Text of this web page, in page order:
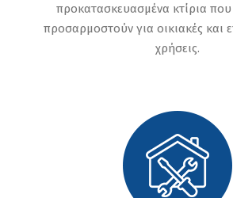
προκατασκευασμένα κτίρια
προσαρμοστούν για οικιακές και
χρήσεις.